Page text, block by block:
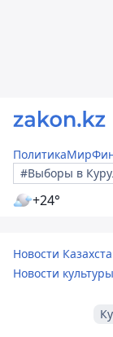
ПолитикаМир
#Выборы в
+24°
Новости
Новости